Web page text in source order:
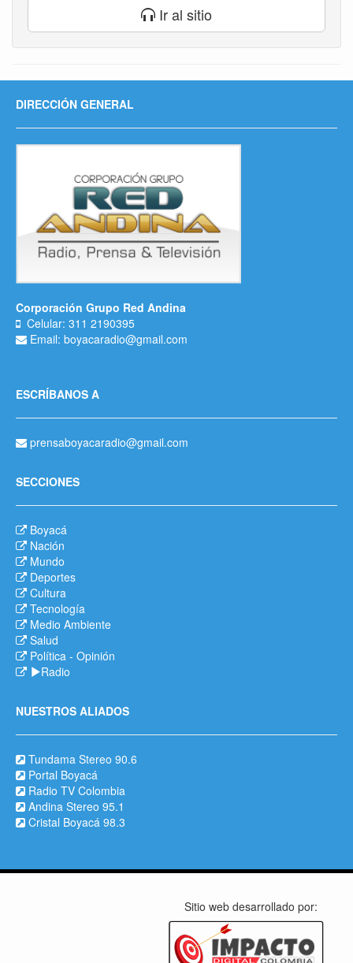
Ir al sitio
DIRECCIÓN GENERAL
Corporación Grupo Red Andina
Celular: 311 2190395
Email: boyacaradio@gmail.com
ESCRÍBANOS A
prensaboyacaradio@gmail.com
SECCIONES
Boyacá
Nación
Mundo
Deportes
Cultura
Tecnología
Medio Ambiente
Salud
Política - Opinión
Radio
NUESTROS ALIADOS
Tundama Stereo 90.6
Portal Boyacá
Radio TV Colombia
Andina Stereo 95.1
Cristal Boyacá 98.3
Sitio web desarrollado por: